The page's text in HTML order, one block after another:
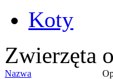
Koty
Zwierzęta
Nazwa